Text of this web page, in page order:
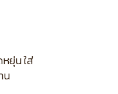
หยุ่น ใส่
น